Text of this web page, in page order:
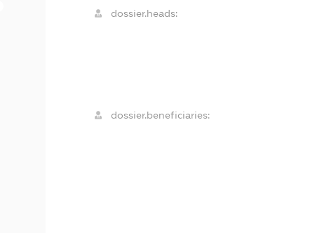
dossier.heads:
dossier.beneficiaries: